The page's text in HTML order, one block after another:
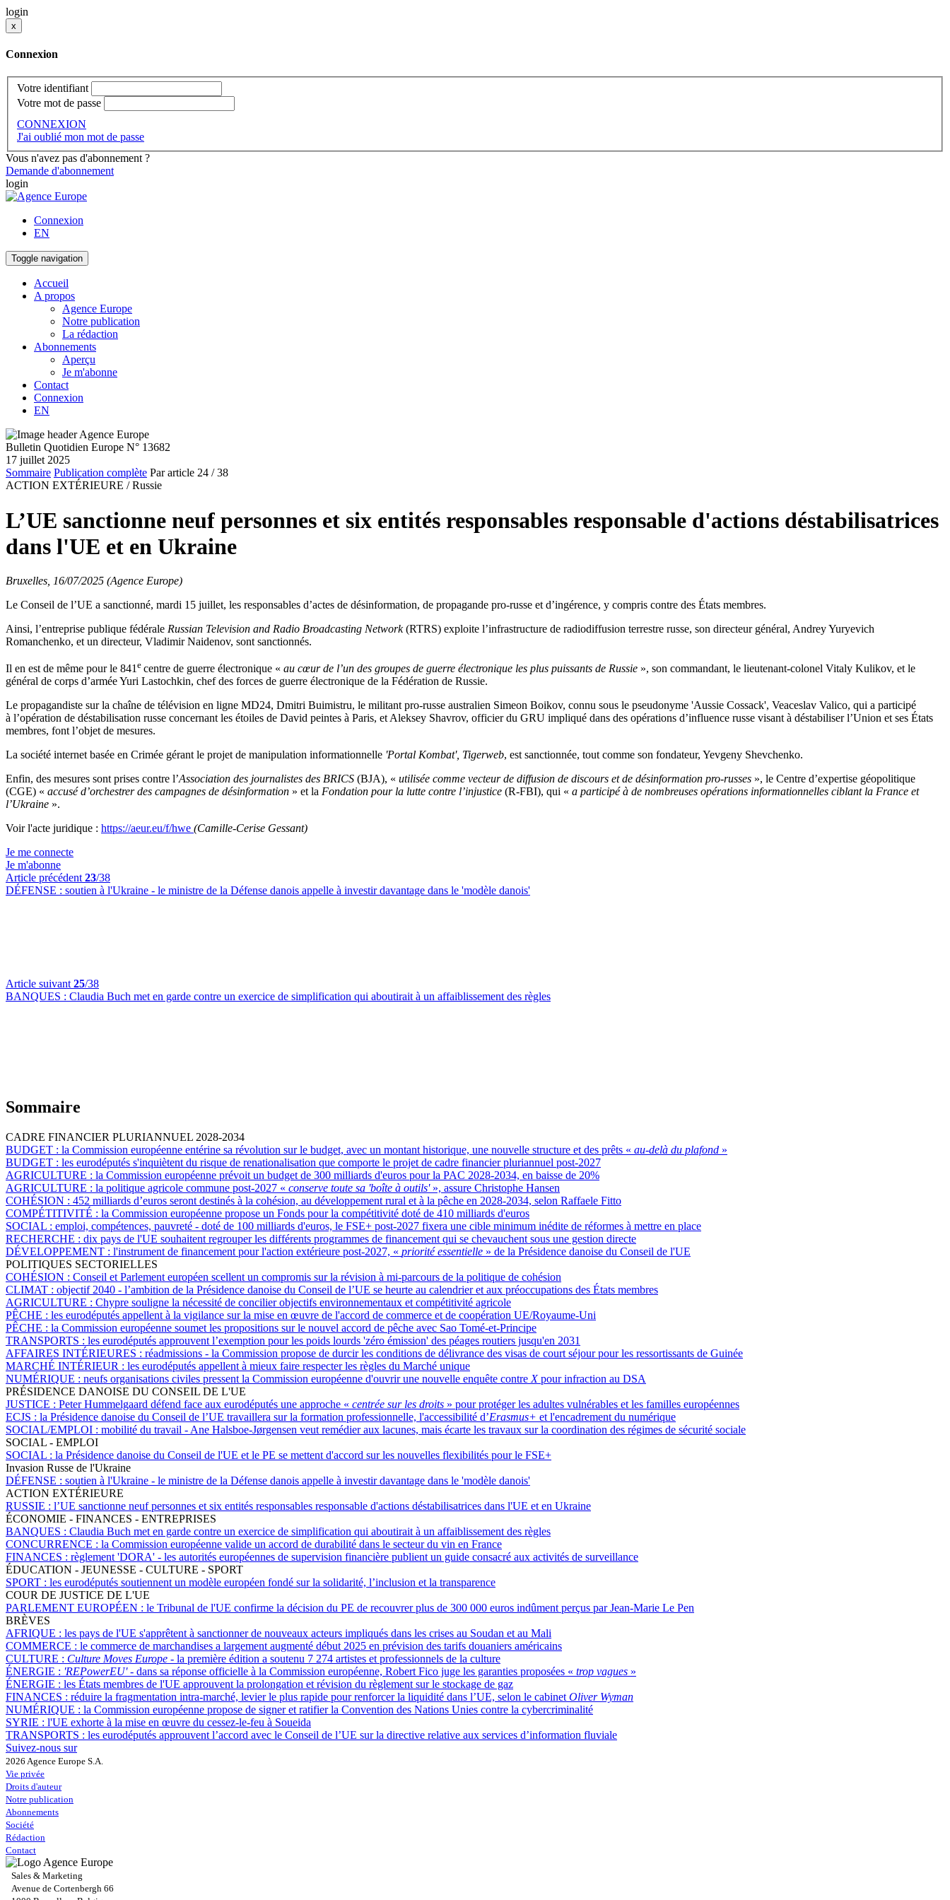
login
x
Connexion
Votre identifiant
Votre mot de passe
CONNEXION
J'ai oublié mon mot de passe
Vous n'avez pas d'abonnement ?
Demande d'abonnement
login
Connexion
EN
Toggle navigation
Accueil
A propos
Agence Europe
Notre publication
La rédaction
Abonnements
Aperçu
Je m'abonne
Contact
Connexion
EN
Bulletin Quotidien Europe N° 13682
17 juillet 2025
Sommaire Publication complète Par article 24 / 38
ACTION EXTÉRIEURE / Russie
L’UE sanctionne neuf personnes et six entités responsables responsable d'actions déstabilisatrices
dans l'UE et en Ukraine
Bruxelles, 16/07/2025 (Agence Europe)
Le Conseil de l’UE a sanctionné, mardi 15 juillet, les responsables d’actes de désinformation, de propagande pro-russe et d’ingérence, y compris contre des États membres.
Ainsi, l’entreprise publique fédérale Russian Television and Radio Broadcasting Network(RTRS) exploite l’infrastructure de radiodiffusion terrestre russe, son directeur général, Andrey Yuryevich
Romanchenko, et un directeur, Vladimir Naidenov, sont sanctionnés.
Il en est de même pour le 841 e centre de guerre électronique « au cœur de l’un des groupes de guerre électronique les plus puissants de Russie », son commandant, le lieutenant-colonel Vitaly Kulikov, et le
général de corps d’armée Yuri Lastochkin, chef des forces de guerre électronique de la Fédération de Russie.
Le propagandiste sur la chaîne de télévision en ligne MD24, Dmitri Buimistru, le militant pro-russe australien Simeon Boikov, connu sous le pseudonyme 'Aussie Cossack', Veaceslav Valico, qui a participé
à l’opération de déstabilisation russe concernant les étoiles de David peintes à Paris, et Aleksey Shavrov, officier du GRU impliqué dans des opérations d’influence russe visant à déstabiliser l’Union et ses États
membres, font l’objet de mesures.
La société internet basée en Crimée gérant le projet de manipulation informationnelle 'Portal Kombat', Tigerweb, est sanctionnée, tout comme son fondateur, Yevgeny Shevchenko.
Enfin, des mesures sont prises contre l’Association des journalistes des BRICS (BJA), « utilisée comme vecteur de diffusion de discours et de désinformation pro-russes », le Centre d’expertise géopolitique
(CGE) « accusé d’orchestrer des campagnes de désinformation » et la Fondation pour la lutte contre l’injustice (R-FBI), qui « a participé à de nombreuses opérations informationnelles ciblant la France et
l’Ukraine ».
Voir l'acte juridique : https://aeur.eu/f/hwe (Camille-Cerise Gessant)
Je me connecte
Je m'abonne
Article précédent 23/38
DÉFENSE : soutien à l'Ukraine - le ministre de la Défense danois appelle à investir davantage dans le 'modèle danois'
Article suivant 25/38
BANQUES : Claudia Buch met en garde contre un exercice de simplification qui aboutirait à un affaiblissement des règles
Sommaire
CADRE FINANCIER PLURIANNUEL 2028-2034
BUDGET : la Commission européenne entérine sa révolution sur le budget, avec un montant historique, une nouvelle structure et des prêts « au-delà du plafond »
BUDGET : les eurodéputés s'inquiètent du risque de renationalisation que comporte le projet de cadre financier pluriannuel post-2027
AGRICULTURE : la Commission européenne prévoit un budget de 300 milliards d'euros pour la PAC 2028-2034, en baisse de 20%
AGRICULTURE : la politique agricole commune post-2027 « conserve toute sa 'boîte à outils' », assure Christophe Hansen
COHÉSION : 452 milliards d’euros seront destinés à la cohésion, au développement rural et à la pêche en 2028-2034, selon Raffaele Fitto
COMPÉTITIVITÉ : la Commission européenne propose un Fonds pour la compétitivité doté de 410 milliards d'euros
SOCIAL : emploi, compétences, pauvreté - doté de 100 milliards d'euros, le FSE+ post-2027 fixera une cible minimum inédite de réformes à mettre en place
RECHERCHE : dix pays de l'UE souhaitent regrouper les différents programmes de financement qui se chevauchent sous une gestion directe
DÉVELOPPEMENT : l'instrument de financement pour l'action extérieure post-2027, « priorité essentielle » de la Présidence danoise du Conseil de l'UE
POLITIQUES SECTORIELLES
COHÉSION : Conseil et Parlement européen scellent un compromis sur la révision à mi-parcours de la politique de cohésion
CLIMAT : objectif 2040 - l’ambition de la Présidence danoise du Conseil de l’UE se heurte au calendrier et aux préoccupations des États membres
AGRICULTURE : Chypre souligne la nécessité de concilier objectifs environnementaux et compétitivité agricole
PÊCHE : les eurodéputés appellent à la vigilance sur la mise en œuvre de l'accord de commerce et de coopération UE/Royaume-Uni
PÊCHE : la Commission européenne soumet les propositions sur le nouvel accord de pêche avec Sao Tomé-et-Principe
TRANSPORTS : les eurodéputés approuvent l’exemption pour les poids lourds 'zéro émission' des péages routiers jusqu'en 2031
AFFAIRES INTÉRIEURES : réadmissions - la Commission propose de durcir les conditions de délivrance des visas de court séjour pour les ressortissants de Guinée
MARCHÉ INTÉRIEUR : les eurodéputés appellent à mieux faire respecter les règles du Marché unique
NUMÉRIQUE : neufs organisations civiles pressent la Commission européenne d'ouvrir une nouvelle enquête contre Xpour infraction au DSA
PRÉSIDENCE DANOISE DU CONSEIL DE L'UE
JUSTICE : Peter Hummelgaard défend face aux eurodéputés une approche « centrée sur les droits » pour protéger les adultes vulnérables et les familles européennes
ECJS : la Présidence danoise du Conseil de l’UE travaillera sur la formation professionnelle, l'accessibilité d’Erasmus+ et l'encadrement du numérique
SOCIAL/EMPLOI : mobilité du travail - Ane Halsboe-Jørgensen veut remédier aux lacunes, mais écarte les travaux sur la coordination des régimes de sécurité sociale
SOCIAL - EMPLOI
SOCIAL : la Présidence danoise du Conseil de l'UE et le PE se mettent d'accord sur les nouvelles flexibilités pour le FSE+
Invasion Russe de l'Ukraine
DÉFENSE : soutien à l'Ukraine - le ministre de la Défense danois appelle à investir davantage dans le 'modèle danois'
ACTION EXTÉRIEURE
RUSSIE : l’UE sanctionne neuf personnes et six entités responsables responsable d'actions déstabilisatrices dans l'UE et en Ukraine
ÉCONOMIE - FINANCES - ENTREPRISES
BANQUES : Claudia Buch met en garde contre un exercice de simplification qui aboutirait à un affaiblissement des règles
CONCURRENCE : la Commission européenne valide un accord de durabilité dans le secteur du vin en France
FINANCES : règlement 'DORA' - les autorités européennes de supervision financière publient un guide consacré aux activités de surveillance
ÉDUCATION - JEUNESSE - CULTURE - SPORT
SPORT : les eurodéputés soutiennent un modèle européen fondé sur la solidarité, l’inclusion et la transparence
COUR DE JUSTICE DE L'UE
PARLEMENT EUROPÉEN : le Tribunal de l'UE confirme la décision du PE de recouvrer plus de 300 000 euros indûment perçus par Jean-Marie Le Pen
BRÈVES
AFRIQUE : les pays de l'UE s'apprêtent à sanctionner de nouveaux acteurs impliqués dans les crises au Soudan et au Mali
COMMERCE : le commerce de marchandises a largement augmenté début 2025 en prévision des tarifs douaniers américains
CULTURE : Culture Moves Europe - la première édition a soutenu 7 274 artistes et professionnels de la culture
ÉNERGIE : 'REPowerEU' - dans sa réponse officielle à la Commission européenne, Robert Fico juge les garanties proposées « trop vagues »
ÉNERGIE : les États membres de l'UE approuvent la prolongation et révision du règlement sur le stockage de gaz
FINANCES : réduire la fragmentation intra-marché, levier le plus rapide pour renforcer la liquidité dans l’UE, selon le cabinet Oliver Wyman
NUMÉRIQUE : la Commission européenne propose de signer et ratifier la Convention des Nations Unies contre la cybercriminalité
SYRIE : l'UE exhorte à la mise en œuvre du cessez-le-feu à Soueida
TRANSPORTS : les eurodéputés approuvent l’accord avec le Conseil de l’UE sur la directive relative aux services d’information fluviale
Suivez-nous sur
2026 Agence Europe S.A.
Vie privée
Droits d'auteur
Notre publication
Abonnements
Société
Rédaction
Contact
Sales & Marketing
Avenue de Cortenbergh 66